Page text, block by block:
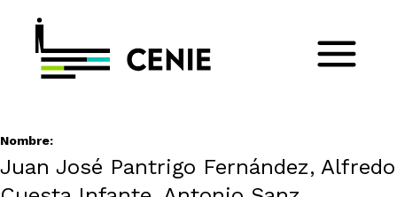
Nombre:
Juan José Pantrigo Fernández, Alfredo